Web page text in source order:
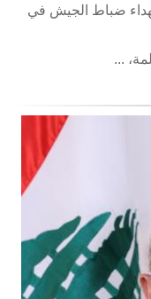
ضباط الجيش في
...